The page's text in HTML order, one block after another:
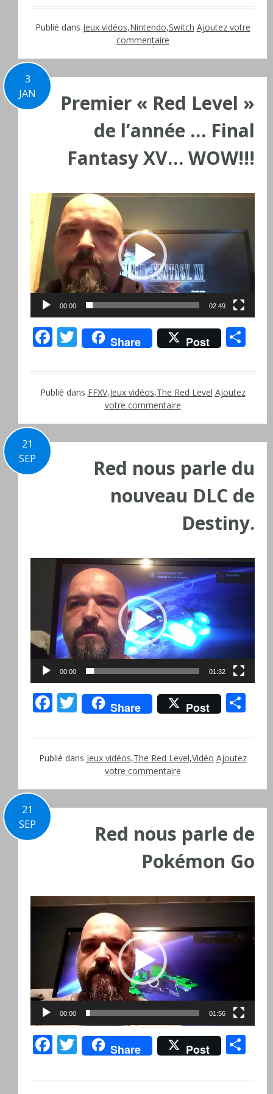
Publié dans Jeux vidéos,Nintendo,Switch Ajoutez votre
commentaire
3
JAN
Premier « Red Level »
de l’année … Final
Fantasy XV… WOW!!!
Lecteur
vidéo
00:00 02:49
Facebook
Twitter
Share Post
Publié dans FFXV,Jeux vidéos,The Red Level Ajoutez
votre commentaire
21
SEP
Red nous parle du
nouveau DLC de
Destiny.
Lecteur
00:00 01:32
Facebook
Twitter
Share Post
Publié dans Jeux vidéos,The Red Level,Vidéo Ajoutez
votre commentaire
21
SEP
Red nous parle de
Pokémon Go
Lecteur
00:00 01:56
Facebook
Twitter
Share Post